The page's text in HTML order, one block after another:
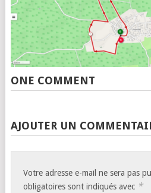
ONE COMMENT
AJOUTER UN
Votre adresse e-mail ne sera pas
obligatoires sont indiqués avec *